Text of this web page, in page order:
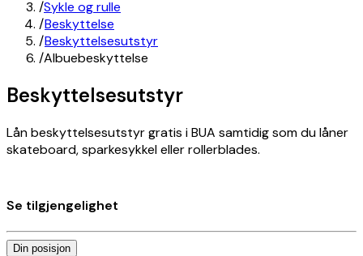
/Sykle og rulle
/Beskyttelse
/Beskyttelsesutstyr
/Albuebeskyttelse
Beskyttelsesutstyr
Lån beskyttelsesutstyr gratis i BUA samtidig som du låner
skateboard, sparkesykkel eller rollerblades.
Se tilgjengelighet
Din posisjon